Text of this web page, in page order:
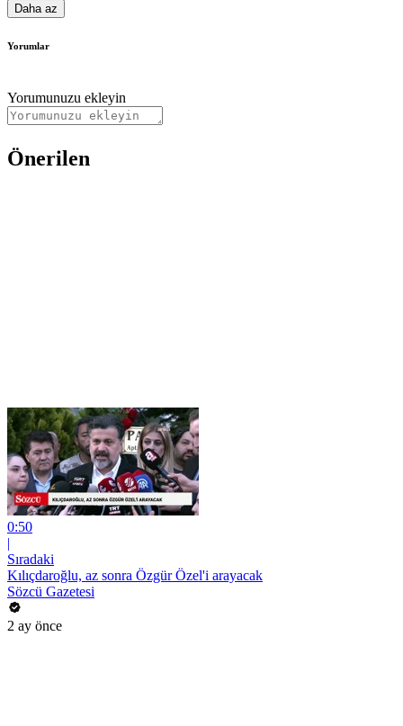
Daha az
Yorumlar
Yorumunuzu ekleyin
Önerilen
0:50
|
Sıradaki
Kılıçdaroğlu, az sonra Özgür Özel'i arayacak
Sözcü Gazetesi
2 ay önce